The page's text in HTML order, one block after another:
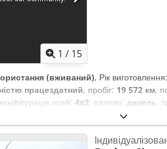
1 / 15
(вживаний), Рік виготовлення:
працездатний, пробіг: 19 572 км,
осей: 4x2, паливо: дизель,
ABS,